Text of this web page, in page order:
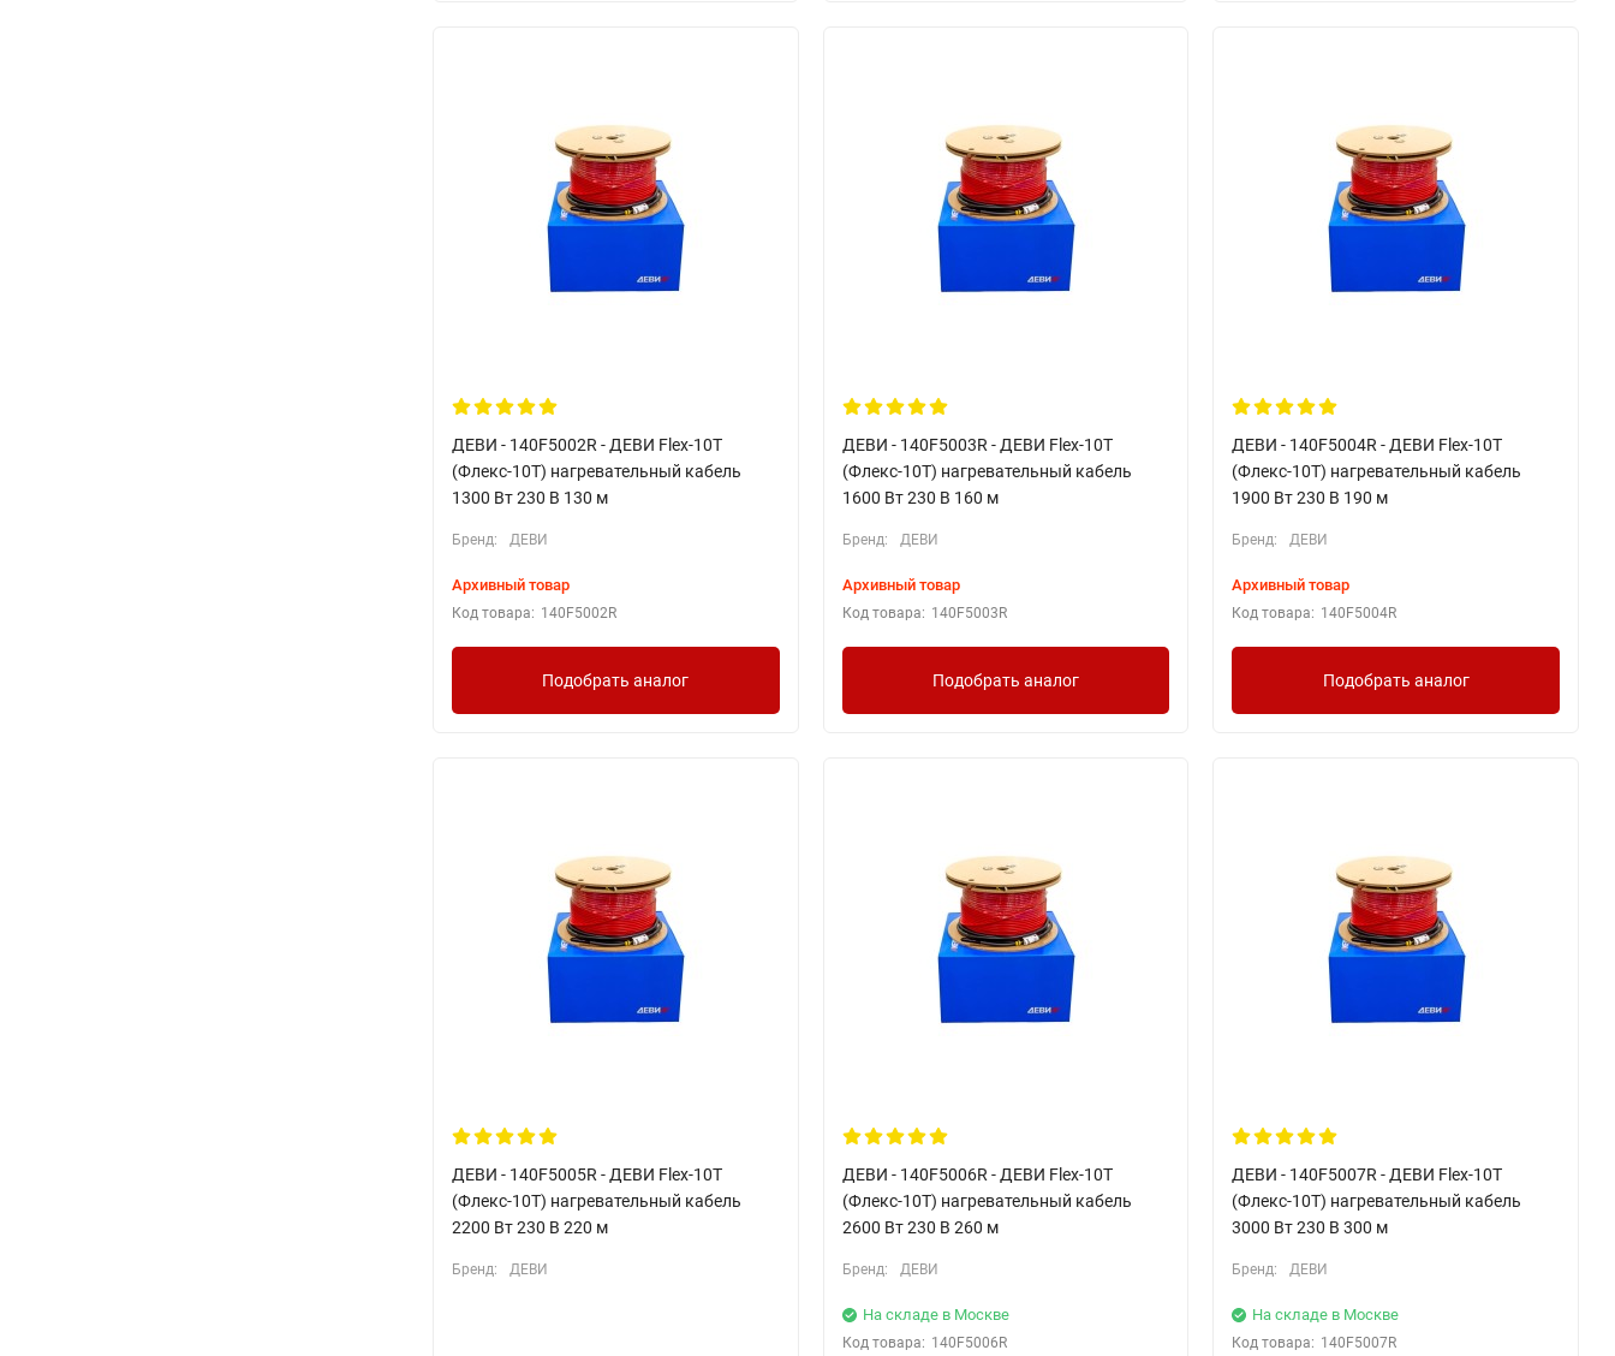
ДЕВИ - 140F5002R - ДЕВИ Flex-10T
(Флекс-10Т) нагревательный кабель
1300 Вт 230 В 130 м
Бренд: ДЕВИ
Архивный товар
Код товара: 140F5002R
Подобрать аналог
ДЕВИ - 140F5003R - ДЕВИ Flex-10T
(Флекс-10Т) нагревательный кабель
1600 Вт 230 В 160 м
Бренд: ДЕВИ
Архивный товар
Код товара: 140F5003R
Подобрать аналог
ДЕВИ - 140F5004R - ДЕВИ Flex-10T
(Флекс-10Т) нагревательный кабель
1900 Вт 230 В 190 м
Бренд: ДЕВИ
Архивный товар
Код товара: 140F5004R
Подобрать аналог
ДЕВИ - 140F5005R - ДЕВИ Flex-10T
(Флекс-10Т) нагревательный кабель
2200 Вт 230 В 220 м
Бренд: ДЕВИ
ДЕВИ - 140F5006R - ДЕВИ Flex-10T
(Флекс-10Т) нагревательный кабель
2600 Вт 230 В 260 м
Бренд: ДЕВИ
На складе в Москве
Код товара: 140F5006R
ДЕВИ - 140F5007R - ДЕВИ Flex-10T
(Флекс-10Т) нагревательный кабель
3000 Вт 230 В 300 м
Бренд: ДЕВИ
На складе в Москве
Код товара: 140F5007R